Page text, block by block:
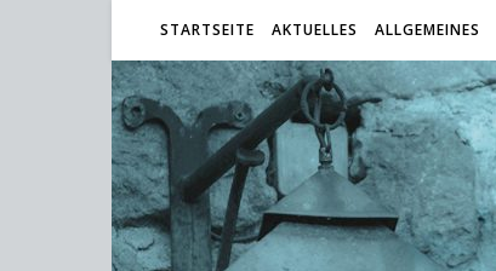
STARTSEITE AKTUELLES ALLGEMEINES